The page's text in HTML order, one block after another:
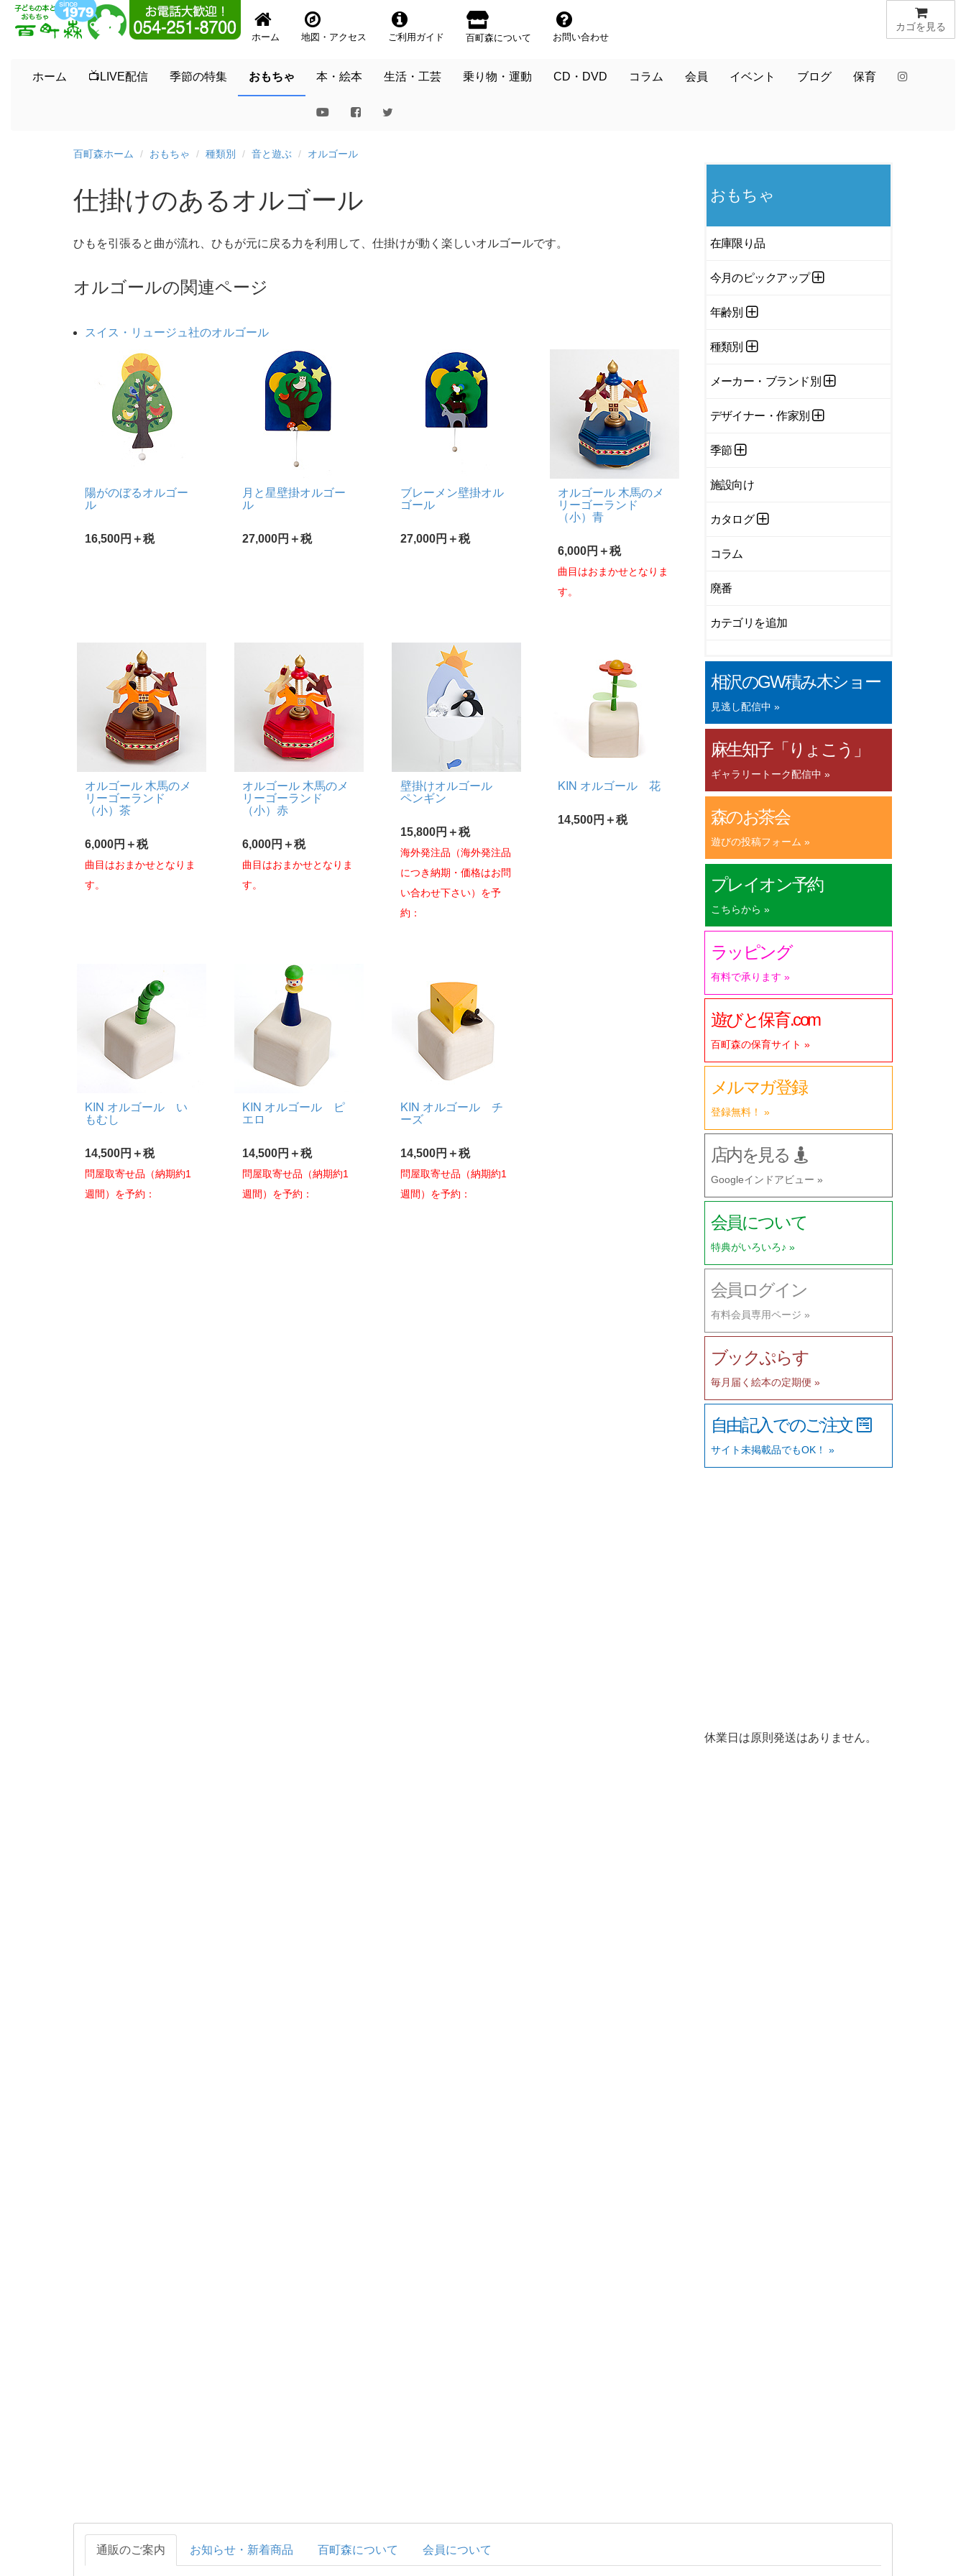
カゴを見る
ホーム 地図・アクセス ご利用ガイド 百町森について お問い合わせ
ホーム 📺LIVE配信 季節の特集 おもちゃ 本・絵本 生活・工芸 乗り物・運動 CD・DVD コラム 会員 イベント ブログ 保育
百町森ホーム おもちゃ 種類別 音と遊ぶ オルゴール
仕掛けのあるオルゴール
ひもを引張ると曲が流れ、ひもが元に戻る力を利用して、仕掛けが動く楽しいオルゴールです。
オルゴールの関連ページ
スイス・リュージュ社のオルゴール
陽がのぼるオルゴー
ル
16,500円＋税
月と星壁掛オルゴー
ル
27,000円＋税
ブレーメン壁掛オル
ゴール
27,000円＋税
オルゴール 木馬のメ
リーゴーランド
（小）青
6,000円＋税
曲目はおまかせとなりま
す。
オルゴール 木馬のメ
リーゴーランド
（小）茶
6,000円＋税
曲目はおまかせとなりま
す。
オルゴール 木馬のメ
リーゴーランド
（小）赤
6,000円＋税
曲目はおまかせとなりま
す。
壁掛けオルゴール
ペンギン
15,800円＋税
海外発注品（海外発注品
につき納期・価格はお問
い合わせ下さい）を予
約：
KIN オルゴール 花
14,500円＋税
KIN オルゴール い
もむし
14,500円＋税
問屋取寄せ品（納期約1
週間）を予約：
KIN オルゴール ピ
エロ
14,500円＋税
問屋取寄せ品（納期約1
週間）を予約：
KIN オルゴール チ
ーズ
14,500円＋税
問屋取寄せ品（納期約1
週間）を予約：
おもちゃ
在庫限り品
今月のピックアップ
年齢別
種類別
メーカー・ブランド別
デザイナー・作家別
季節
施設向け
カタログ
コラム
廃番
カテゴリを追加
相沢のGW積み木ショー
見逃し配信中 »
麻生知子「りょこう」
ギャラリートーク配信中 »
森のお茶会
遊びの投稿フォーム »
プレイオン予約
こちらから »
ラッピング
有料で承ります »
遊びと保育.com
百町森の保育サイト »
メルマガ登録
登録無料！ »
店内を見る
Googleインドアビュー »
会員について
特典がいろいろ♪ »
会員ログイン
有料会員専用ページ »
ブックぷらす
毎月届く絵本の定期便 »
自由記入でのご注文
サイト未掲載品でもOK！ »
休業日は原則発送はありません。
通販のご案内 お知らせ・新着商品 百町森について 会員について